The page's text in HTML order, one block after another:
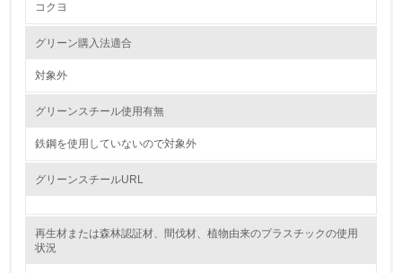
環境対応の責任体制を定めている
環境問題に関する従業員教育を行っている
自社に関係する主要な環境法規制を把握し、順守している
レベル2
コクヨ
グリーン購入法適合
対象外
グリーンスチール使用有無
鉄鋼を使用していないので対象外
グリーンスチールURL
再生材または森林認証材、間伐材、植物由来のプラスチックの使用
状況